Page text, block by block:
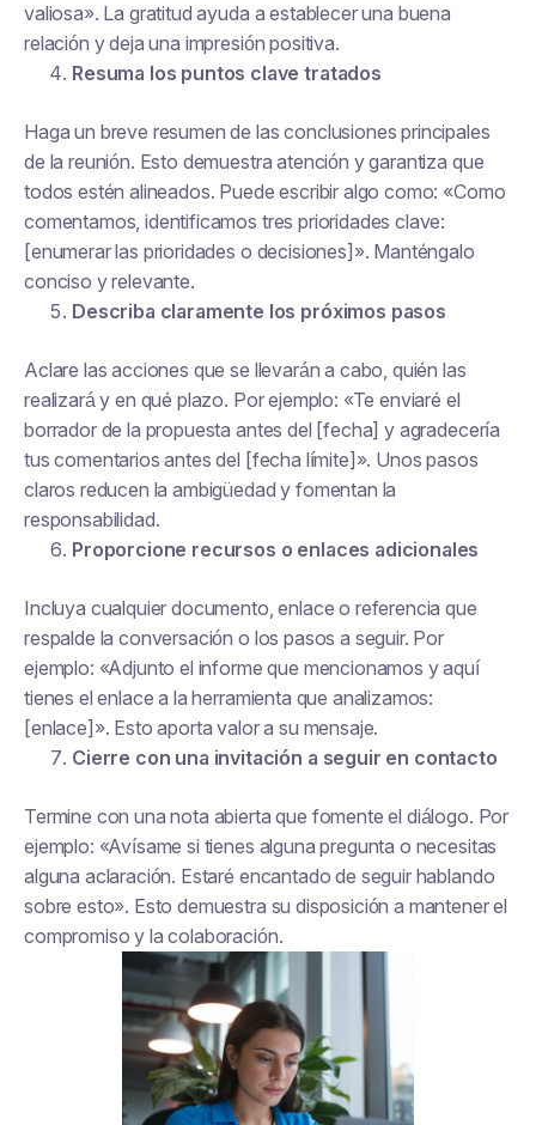
valiosa». La gratitud ayuda a establecer una buena
relación y deja una impresión positiva.
Resuma los puntos clave tratados
Haga un breve resumen de las conclusiones principales
de la reunión. Esto demuestra atención y garantiza que
todos estén alineados. Puede escribir algo como: «Como
comentamos, identificamos tres prioridades clave:
[enumerar las prioridades o decisiones]». Manténgalo
conciso y relevante.
Describa claramente los próximos pasos
Aclare las acciones que se llevarán a cabo, quién las
realizará y en qué plazo. Por ejemplo: «Te enviaré el
borrador de la propuesta antes del [fecha] y agradecería
tus comentarios antes del [fecha límite]». Unos pasos
claros reducen la ambigüedad y fomentan la
responsabilidad.
Proporcione recursos o enlaces adicionales
Incluya cualquier documento, enlace o referencia que
respalde la conversación o los pasos a seguir. Por
ejemplo: «Adjunto el informe que mencionamos y aquí
tienes el enlace a la herramienta que analizamos:
[enlace]». Esto aporta valor a su mensaje.
Cierre con una invitación a seguir en contacto
Termine con una nota abierta que fomente el diálogo. Por
ejemplo: «Avísame si tienes alguna pregunta o necesitas
alguna aclaración. Estaré encantado de seguir hablando
sobre esto». Esto demuestra su disposición a mantener el
compromiso y la colaboración.